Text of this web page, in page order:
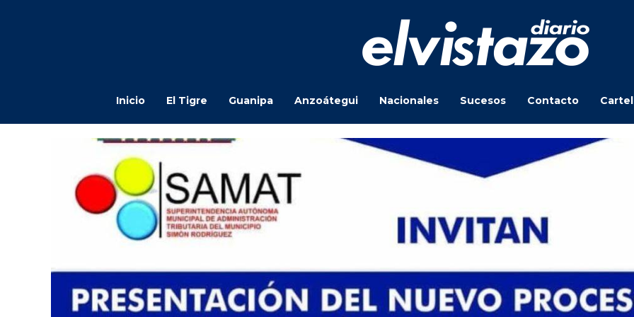
Inicio El Tigre Guanipa Anzoátegui Nacionales Sucesos Contacto